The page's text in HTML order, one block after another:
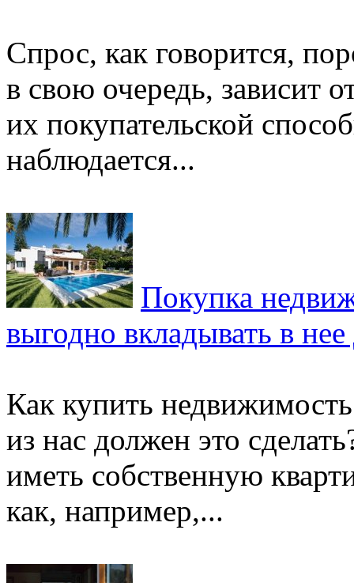
Спрос, как говорится,
в свою очередь, зависит
их покупательской
наблюдается...
Покупка
выгодно вкладывать в нее
Как купить
из нас должен это
иметь собственную
как, например,...